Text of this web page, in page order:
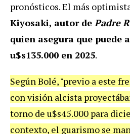
pronósticos. El más
Kiyosaki, autor de Padre
quien asegura que puede
u$s135.000 en 2025.
Según Bolé, "previo a este
con visión alcista
torno de u$s45.000 para
contexto, el guarismo se